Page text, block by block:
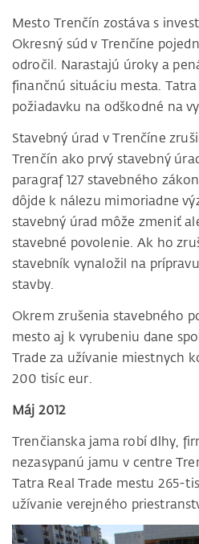
Mesto Trenčín zostáva s
Okresný súd v Trenčíne
odročil. Narastajú úroky a
finančnú situáciu mesta. Tatra
požiadavku na odškodné na
Stavebný úrad v Trenčíne
Trenčín ako prvý stavebný
paragraf 127 stavebného
dôjde k nálezu mimoriadne
stavebný úrad môže zmeniť
stavebné povolenie. Ak ho
stavebník vynaložil na
stavby.
Okrem zrušenia stavebného
mesto aj k vyrubeniu dane
Trade za užívanie miestnych
200 tisíc eur.
Máj 2012
Trenčianska jama robí dlhy,
nezasypanú jamu v centre
Tatra Real Trade mestu 265-
užívanie verejného